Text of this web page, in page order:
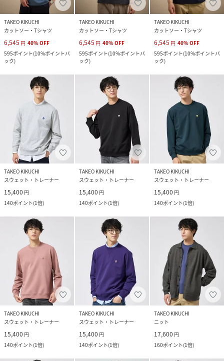
TAKEO KIKUCHI
カットソー・Tシャツ
6,545 円 40%OFF
595ポイント(10%ポイントバ
ック)
TAKEO KIKUCHI
カットソー・Tシャツ
6,545 円 40%OFF
595ポイント(10%ポイントバ
ック)
TAKEO KIKUCHI
カットソー・Tシャツ
6,545 円 40%OFF
595ポイント(10%ポイントバ
ック)
TAKEO KIKUCHI
スウェット・トレーナー
15,400 円
140ポイント(1倍)
TAKEO KIKUCHI
スウェット・トレーナー
15,400 円
140ポイント(1倍)
TAKEO KIKUCHI
スウェット・トレーナー
15,400 円
140ポイント(1倍)
TAKEO KIKUCHI
スウェット・トレーナー
15,400 円
140ポイント(1倍)
TAKEO KIKUCHI
スウェット・トレーナー
15,400 円
140ポイント(1倍)
TAKEO KIKUCHI
ニット
17,600 円
160ポイント(1倍)